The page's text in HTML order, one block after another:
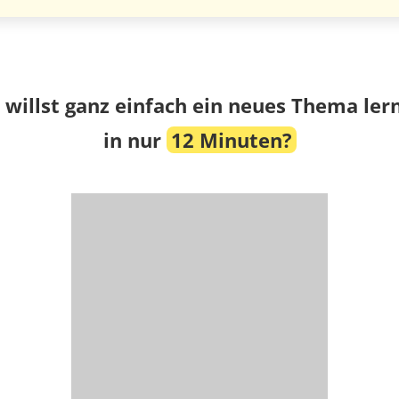
willst ganz einfach ein neues Thema
in nur 12 Minuten?